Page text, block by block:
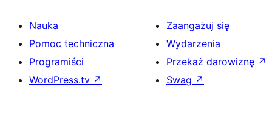
Nauka
Pomoc techniczna
Programiści
WordPress.tv ↗
Zaangażuj się
Wydarzenia
Przekaż darowiznę ↗
Swag ↗